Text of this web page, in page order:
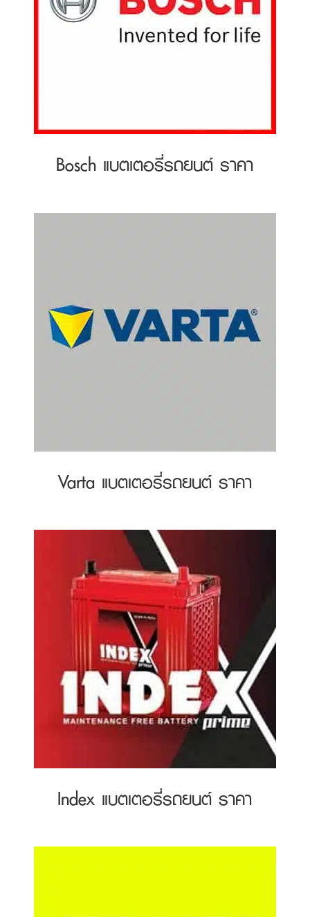
Bosch แบตเตอรี่รถยนต์ ราคา
Varta แบตเตอรี่รถยนต์ ราคา
Index แบตเตอรี่รถยนต์ ราคา